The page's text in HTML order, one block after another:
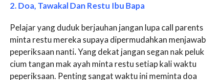
2. Doa, Tawakal Dan Restu Ibu Bapa
Pelajar yang duduk berjauhan jangan lupa call parents
minta restu mereka supaya dipermudahkan menjawab
peperiksaan nanti.Yang dekat jangan segan nak peluk
cium tangan mak ayah minta restu setiap kali waktu
peperiksaan. Penting sangat waktu ini meminta doa